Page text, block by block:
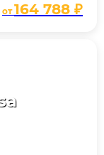
от164 788 ₽